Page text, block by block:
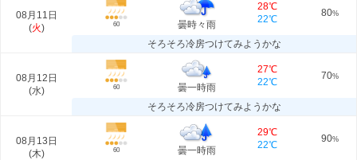
08月11日
(火) 60 曇時々雨
28℃
22℃
80%
そろそろ冷房つけてみようかな
08月12日
(水) 60 曇一時雨
27℃
22℃
70%
そろそろ冷房つけてみようかな
08月13日
(木) 60 曇一時雨
29℃
22℃
90%